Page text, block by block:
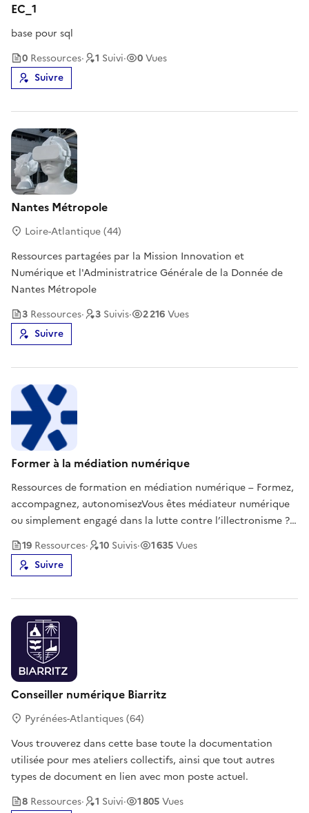
EC_1
base pour sql
0 Ressources· 1 Suivi· 0Vues
Suivre
Nantes Métropole
Ressources partagées par la Mission Innovation et
Numérique et l'Administratrice Générale de la Donnée de
Nantes Métropole
Loire-Atlantique (44)
3 Ressources· 3 Suivis· 2 216Vues
Suivre
Former à la médiation numérique
Ressources de formation en médiation numérique – Formez,
accompagnez, autonomisezVous êtes médiateur numérique
ou simplement engagé dans la lutte contre l’illectronisme ?
Retrouvez ici des modules de formation clés en main, prêts à
l’emploi, pour accompagner les publics vers plus
d’autonomie dans le
19 Ressources· 10 Suivis· 1 635Vues
Suivre
Conseiller numérique Biarritz
Vous trouverez dans cette base toute la documentation
utilisée pour mes ateliers collectifs, ainsi que tout autres
types de document en lien avec mon poste actuel.
Pyrénées-Atlantiques (64)
8 Ressources· 1 Suivi· 1 805Vues